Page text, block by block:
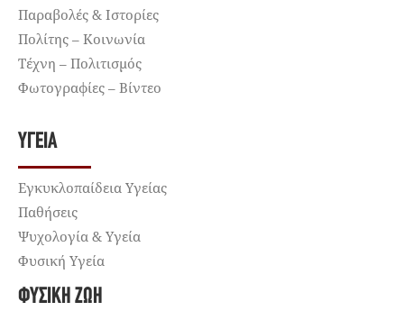
Παραβολές & Ιστορίες
Πολίτης – Κοινωνία
Τέχνη – Πολιτισμός
Φωτογραφίες – Βίντεο
ΥΓΕΊΑ
Εγκυκλοπαίδεια Υγείας
Παθήσεις
Ψυχολογία & Υγεία
Φυσική Υγεία
ΦΥΣΙΚΉ ΖΩΉ